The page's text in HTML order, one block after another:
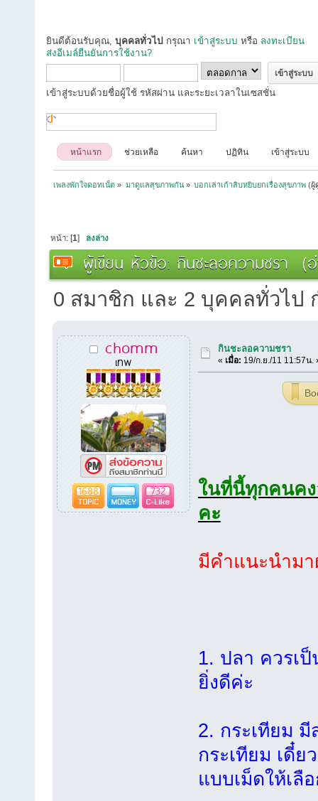
ยินดีต้อนรับคุณ, บุคคลทั่วไป กรุณา เข้าสู่ระบบ หรือ ลงทะเบียน
ส่งอีเมล์ยืนยันการใช้งาน?
เข้าสู่ระบบด้วยชื่อผู้ใช้ รหัสผ่าน และระยะเวลาในเซสชั่น
หน้าแรก ช่วยเหลือ ค้นหา ปฏิทิน เข้าสู่ระบบ
เพลงพักใจดอทเน็ต » มาดูแลสุขภาพกัน» บอกเล่าเก้าสิบหยิบยกเรื่องสุขภาพ (ผู้
หน้า: [1] ลงล่าง
ผู้เขียน หัวข้อ: กินชะลอความชรา (
0 สมาชิก และ 2 บุคคลทั่วไป
chomm
เทพ
1688 732
กินชะลอความชรา
« เมื่อ: 19/ก.ย./11 11:57น.
ในที่นี้ทุกคนคง
คะ
มีคำแนะนำม
1. ปลา ควรเ
ยิ่งดีค่ะ
2. กระเทียม
กระเทียม เดี๋
แบบเม็ดให้เลื